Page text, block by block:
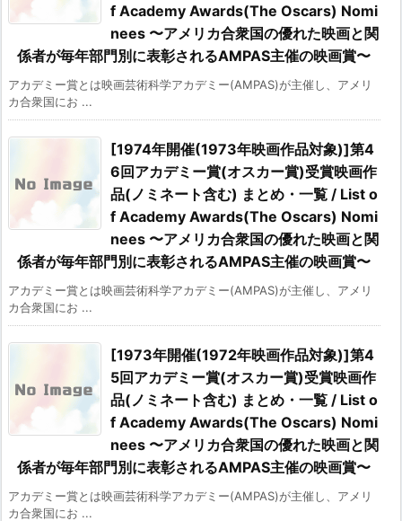
f Academy Awards(The Oscars) Nomi
nees 〜アメリカ合衆国の優れた映画と関
係者が毎年部門別に表彰されるAMPAS主催の映画賞〜
アカデミー賞とは映画芸術科学アカデミー(AMPAS)が主催し、アメリ
カ合衆国にお ...
[1974年開催(1973年映画作品対象)]第4
6回アカデミー賞(オスカー賞)受賞映画作
品(ノミネート含む) まとめ・一覧 / List o
f Academy Awards(The Oscars) Nomi
nees 〜アメリカ合衆国の優れた映画と関
係者が毎年部門別に表彰されるAMPAS主催の映画賞〜
アカデミー賞とは映画芸術科学アカデミー(AMPAS)が主催し、アメリ
カ合衆国にお ...
[1973年開催(1972年映画作品対象)]第4
5回アカデミー賞(オスカー賞)受賞映画作
品(ノミネート含む) まとめ・一覧 / List o
f Academy Awards(The Oscars) Nomi
nees 〜アメリカ合衆国の優れた映画と関
係者が毎年部門別に表彰されるAMPAS主催の映画賞〜
アカデミー賞とは映画芸術科学アカデミー(AMPAS)が主催し、アメリ
カ合衆国にお ...